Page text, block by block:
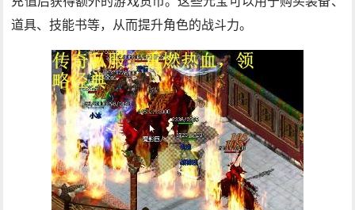
道具、技能书等，从而提升角色的战斗力。